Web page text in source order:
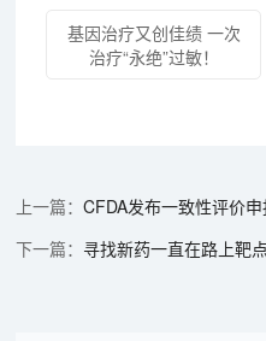
基因治疗又创佳绩 一次
治疗“永绝”过敏！
CFDA发布一致性评价
寻找新药一直在路上靶